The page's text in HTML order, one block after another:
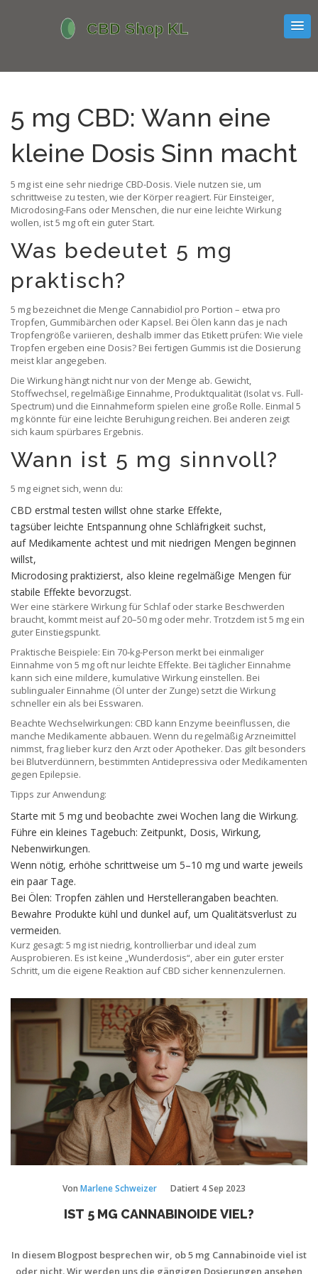
5 mg CBD: Wann eine
kleine Dosis Sinn macht
5 mg ist eine sehr niedrige CBD-Dosis. Viele nutzen sie, um
schrittweise zu testen, wie der Körper reagiert. Für Einsteiger,
Microdosing-Fans oder Menschen, die nur eine leichte Wirkung
wollen, ist 5 mg oft ein guter Start.
Was bedeutet 5 mg
praktisch?
5 mg bezeichnet die Menge Cannabidiol pro Portion – etwa pro
Tropfen, Gummibärchen oder Kapsel. Bei Ölen kann das je nach
Tropfengröße variieren, deshalb immer das Etikett prüfen: Wie viele
Tropfen ergeben eine Dosis? Bei fertigen Gummis ist die Dosierung
meist klar angegeben.
Die Wirkung hängt nicht nur von der Menge ab. Gewicht,
Stoffwechsel, regelmäßige Einnahme, Produktqualität (Isolat vs. Full-
Spectrum) und die Einnahmeform spielen eine große Rolle. Einmal 5
mg könnte für eine leichte Beruhigung reichen. Bei anderen zeigt
sich kaum spürbares Ergebnis.
Wann ist 5 mg sinnvoll?
5 mg eignet sich, wenn du:
CBD erstmal testen willst ohne starke Effekte,
tagsüber leichte Entspannung ohne Schläfrigkeit suchst,
auf Medikamente achtest und mit niedrigen Mengen beginnen
willst,
Microdosing praktizierst, also kleine regelmäßige Mengen für
stabile Effekte bevorzugst.
Wer eine stärkere Wirkung für Schlaf oder starke Beschwerden
braucht, kommt meist auf 20–50 mg oder mehr. Trotzdem ist 5 mg ein
guter Einstiegspunkt.
Praktische Beispiele: Ein 70‑kg-Person merkt bei einmaliger
Einnahme von 5 mg oft nur leichte Effekte. Bei täglicher Einnahme
kann sich eine mildere, kumulative Wirkung einstellen. Bei
sublingualer Einnahme (Öl unter der Zunge) setzt die Wirkung
schneller ein als bei Esswaren.
Beachte Wechselwirkungen: CBD kann Enzyme beeinflussen, die
manche Medikamente abbauen. Wenn du regelmäßig Arzneimittel
nimmst, frag lieber kurz den Arzt oder Apotheker. Das gilt besonders
bei Blutverdünnern, bestimmten Antidepressiva oder Medikamenten
gegen Epilepsie.
Tipps zur Anwendung:
Starte mit 5 mg und beobachte zwei Wochen lang die Wirkung.
Führe ein kleines Tagebuch: Zeitpunkt, Dosis, Wirkung,
Nebenwirkungen.
Wenn nötig, erhöhe schrittweise um 5–10 mg und warte jeweils
ein paar Tage.
Bei Ölen: Tropfen zählen und Herstellerangaben beachten.
Bewahre Produkte kühl und dunkel auf, um Qualitätsverlust zu
vermeiden.
Kurz gesagt: 5 mg ist niedrig, kontrollierbar und ideal zum
Ausprobieren. Es ist keine „Wunderdosis“, aber ein guter erster
Schritt, um die eigene Reaktion auf CBD sicher kennenzulernen.
Von Marlene Schweizer Datiert 4 Sep 2023
IST 5 MG CANNABINOIDE VIEL?
In diesem Blogpost besprechen wir, ob 5 mg Cannabinoide viel ist
oder nicht. Wir werden uns die gängigen Dosierungen ansehen